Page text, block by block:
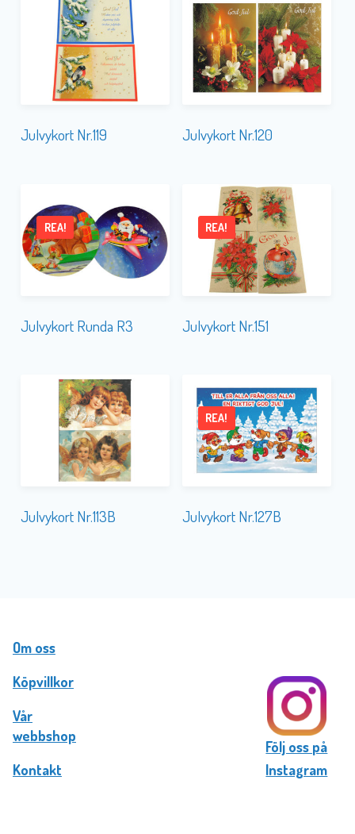
Julvykort Nr.119 Julvykort Nr.120
Julvykort Runda R3
REA!
Julvykort Nr.151
REA!
Julvykort Nr.113B Julvykort Nr.127B
REA!
Om oss
Köpvillkor
Vår
webbshop
Kontakt
Följ oss på
Instagram